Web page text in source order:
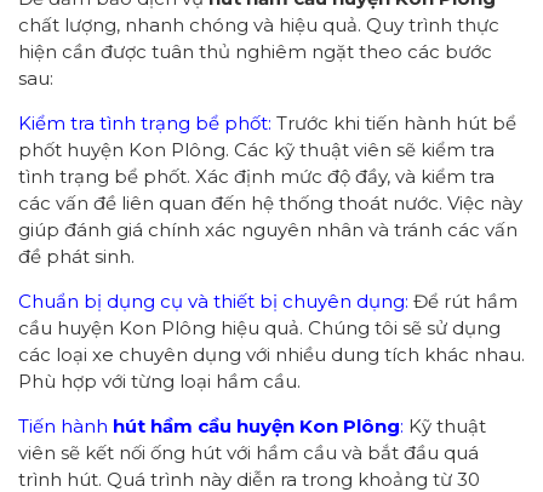
chất lượng, nhanh chóng và hiệu quả. Quy trình thực
hiện cần được tuân thủ nghiêm ngặt theo các bước
sau:
Kiểm tra tình trạng bể phốt: Trước khi tiến hành hút bể
phốt huyện Kon Plông. Các kỹ thuật viên sẽ kiểm tra
tình trạng bể phốt. Xác định mức độ đầy, và kiểm tra
các vấn đề liên quan đến hệ thống thoát nước. Việc này
giúp đánh giá chính xác nguyên nhân và tránh các vấn
đề phát sinh.
Chuẩn bị dụng cụ và thiết bị chuyên dụng: Để rút hầm
cầu huyện Kon Plông hiệu quả. Chúng tôi sẽ sử dụng
các loại xe chuyên dụng với nhiều dung tích khác nhau.
Phù hợp với từng loại hầm cầu.
Tiến hành hút hầm cầu huyện Kon Plông: Kỹ thuật
viên sẽ kết nối ống hút với hầm cầu và bắt đầu quá
trình hút. Quá trình này diễn ra trong khoảng từ 30